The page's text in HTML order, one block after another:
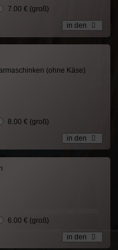
7.00 € (groß)
in den
(ohne Käse)
8.00 € (groß)
in den
6.00 € (groß)
in den